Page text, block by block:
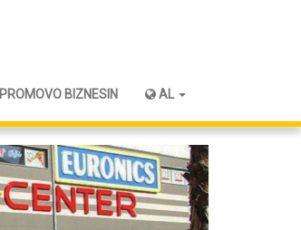
PROMOVO BIZNESIN AL